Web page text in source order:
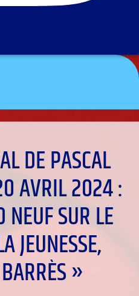
DE PASCAL
AVRIL 2024 :
SUR LE
JEUNESSE,
»